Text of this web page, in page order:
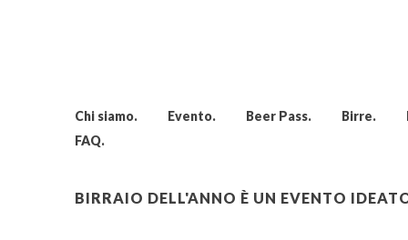
Chi siamo Evento Beer Pass Birre
FAQ
BIRRAIO DELL'ANNO È UN EVENTO